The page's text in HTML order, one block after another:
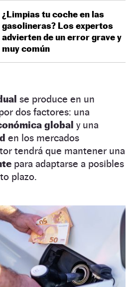
¿Limpias tu coche en las
gasolineras? Los expertos
advierten de un error grave y
muy común
se produce en un
dos factores: una
global y una
en los mercados
tendrá que mantener una
para adaptarse a posibles
plazo.